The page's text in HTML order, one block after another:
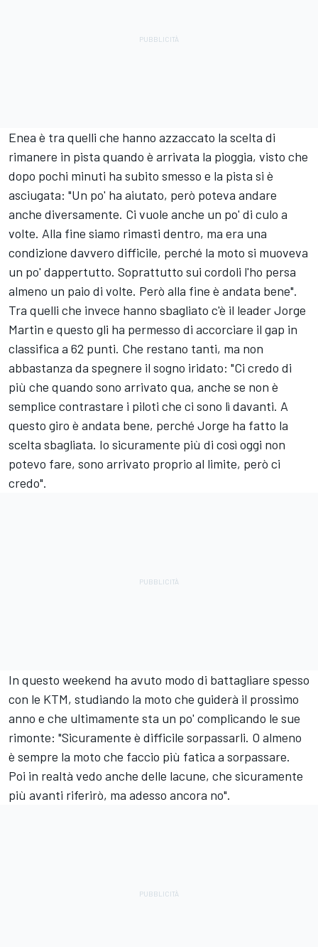
Enea è tra quelli che hanno azzaccato la scelta di
rimanere in pista quando è arrivata la pioggia, visto che
dopo pochi minuti ha subito smesso e la pista si è
asciugata: "Un po' ha aiutato, però poteva andare
anche diversamente. Ci vuole anche un po' di culo a
volte. Alla fine siamo rimasti dentro, ma era una
condizione davvero difficile, perché la moto si muoveva
un po' dappertutto. Soprattutto sui cordoli l'ho persa
almeno un paio di volte. Però alla fine è andata bene".
Tra quelli che invece hanno sbagliato c'è il leaderJorge
Martin e questo gli ha permesso di accorciare il gap in
classifica a 62 punti. Che restano tanti, ma non
abbastanza da spegnere il sogno iridato: "Ci credo di
più che quando sono arrivato qua, anche se non è
semplice contrastare i piloti che ci sono lì davanti. A
questo giro è andata bene, perché Jorge ha fatto la
scelta sbagliata. Io sicuramente più di così oggi non
potevo fare, sono arrivato proprio al limite, però ci
credo".
In questo weekend ha avuto modo di battagliare spesso
con le KTM, studiando la moto che guiderà il prossimo
anno e che ultimamente sta un po' complicando le sue
rimonte: "Sicuramente è difficile sorpassarli. O almeno
è sempre la moto che faccio più fatica a sorpassare.
Poi in realtà vedo anche delle lacune, che sicuramente
più avanti riferirò, ma adesso ancora no".